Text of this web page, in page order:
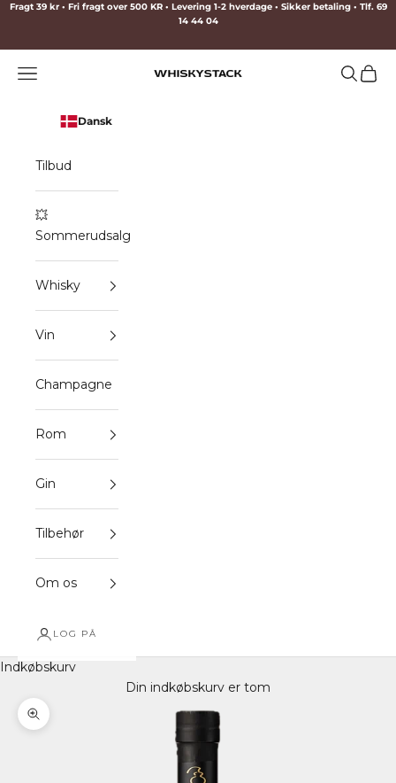
Spring til indhold
Fragt 39 kr • Fri fragt over 500 KR • Levering 1-2 hverdage • Sikker betaling • Tlf. 69
14 44 04
WHISKYSTACK
Menu Søg
Dansk
Tilbud
💥
Sommerudsalg
Whisky
Vin
Champagne
Rom
Gin
Tilbehør
Om os
LOG PÅ
Indkøbskurv
Din indkøbskurv er tom
Zoom